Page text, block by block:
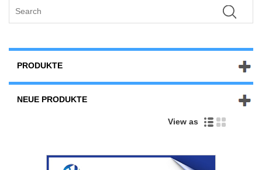
PRODUKTE
NEUE PRODUKTE
View as